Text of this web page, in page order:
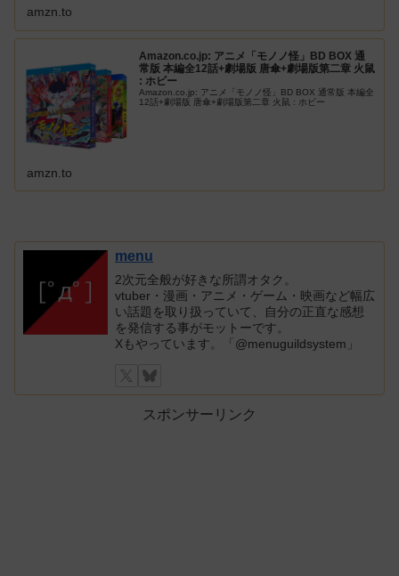
amzn.to
Amazon.co.jp: アニメ「モノノ怪」BD BOX 通
常版 本編全12話+劇場版 唐傘+劇場版第二章 火鼠
: ホビー
Amazon.co.jp: アニメ「モノノ怪」BD BOX 通常版 本編全
12話+劇場版 唐傘+劇場版第二章 火鼠 : ホビー
amzn.to
menu
2次元全般が好きな所謂オタク。
vtuber・漫画・アニメ・ゲーム・映画など幅広
い話題を取り扱っていて、自分の正直な感想
を発信する事がモットーです。
Xもやっています。「@menuguildsystem」
スポンサーリンク